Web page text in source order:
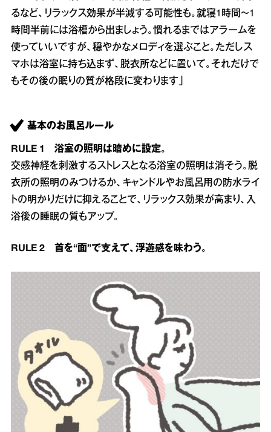
るなど、リラックス効果が半減する可能性も。就寝1時間～1
時間半前には浴槽から出ましょう。慣れるまではアラームを
使っていいですが、穏やかなメロディを選ぶこと。ただしス
マホは浴室に持ち込まず、脱衣所などに置いて。それだけで
もその後の眠りの質が格段に変わります」
基本のお風呂ルール
RULE 1 浴室の照明は暗めに設定。
交感神経を刺激するストレスとなる浴室の照明は消そう。脱
衣所の照明のみつけるか、キャンドルやお風呂用の防水ライ
トの明かりだけに抑えることで、リラックス効果が高まり、入
浴後の睡眠の質もアップ。
RULE 2 首を“面”で支えて、浮遊感を味わう。